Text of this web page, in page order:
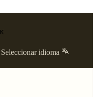
K
Seleccionar idioma